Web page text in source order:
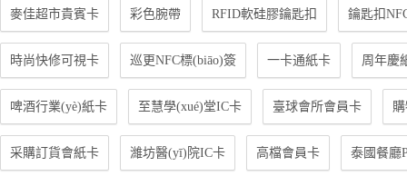
麥佳超市貴賓卡 彩色腕帶 RFID軟硅膠鑰匙扣 鑰匙扣
時尚快修可視卡 巡更NFC標(biāo)簽 一卡通紙卡 周年慶
啤酒行業(yè)紙卡 至慧學(xué)堂IC卡 臺球會所會員卡
采購訂貨會紙卡 濰坊醫(yī)院IC卡 高檔會員卡 泰國餐廳